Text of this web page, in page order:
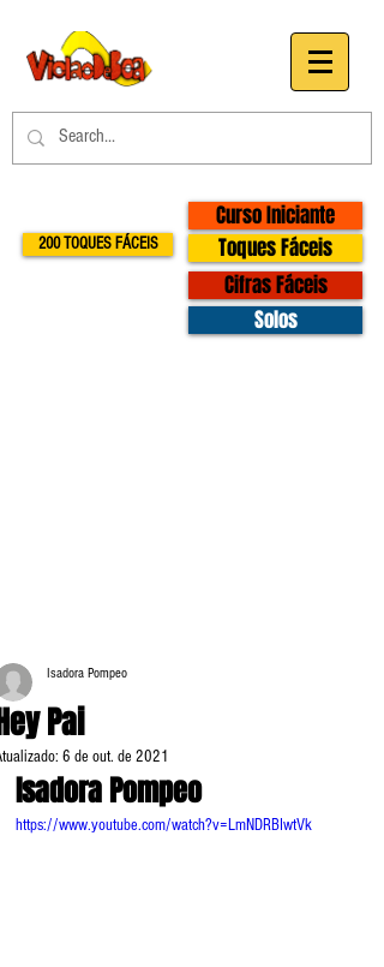
200 TOQUES FÁCEIS
Curso Iniciante
Toques Fáceis
Cifras Fáceis
Solos
Pai
Isadora Pompeo
6 de out. de 2021
Isadora Pompeo
https://www.youtube.com/watch?v=LmNDRBIwtVk